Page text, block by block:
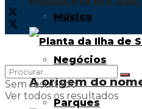
A origem do
Música
Negócios
Parques
Sem resultado
Ver todos os resultados